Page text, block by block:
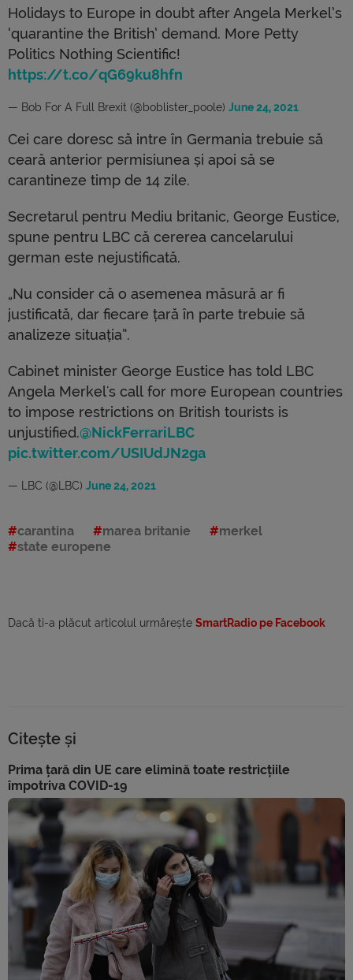
Holidays to Europe in doubt after Angela Merkel’s
‘quarantine the British’ demand. More Petty
Politics Nothing Scientific!
https://t.co/qG69ku8hfn
— Bob For A Full Brexit (@boblister_poole) June 24, 2021
Cei care doresc să intre în Germania trebuie să
ceară anterior permisiunea și apoi să se
carantineze timp de 14 zile.
Secretarul pentru Mediu britanic, George Eustice,
spune pentru LBC că cererea cancelarului
german este nejustificată.
„Nu consider că o asemenea măsură ar fi
justificată, dar fiecare țară în parte trebuie să
analizeze situația”.
Cabinet minister George Eustice has told LBC
Angela Merkel's call for more European countries
to impose restrictions on British tourists is
unjustified.@NickFerrariLBC
pic.twitter.com/USIUdJN2ga
— LBC (@LBC) June 24, 2021
carantina marea britanie
merkel
state europene
Dacă ti-a plăcut articolul urmărește SmartRadio pe Facebook
Citește și
Prima țară din UE care elimină toate restricțiile
împotriva COVID-19